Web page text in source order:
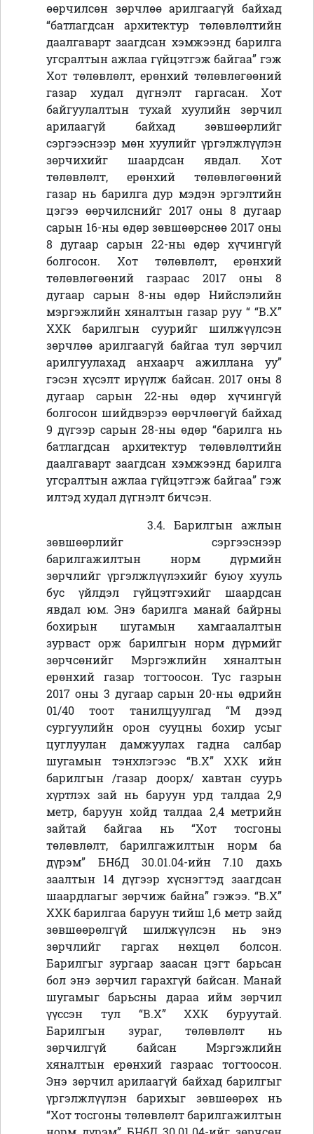
өөрчилсөн зөрчлөө арилгаагүй байхад
“батлагдсан архитектур төлөвлөлтийн
даалгаварт заагдсан хэмжээнд барилга
угсралтын ажлаа гүйцэтгэж байгаа” гэж
Хот төлөвлөлт, ерөнхий төлөвлөгөөний
газар худал дүгнэлт гаргасан. Хот
байгуулалтын тухай хуулийн зөрчил
арилаагүй байхад зөвшөөрлийг
сэргээснээр мөн хуулийг үргэлжлүүлэн
зөрчихийг шаардсан явдал. Хот
төлөвлөлт, ерөнхий төлөвлөгөөний
газар нь барилга дур мэдэн эргэлтийн
цэгээ өөрчилснийг 2017 оны 8 дугаар
сарын 16-ны өдөр зөвшөөрснөө 2017 оны
8 дугаар сарын 22-ны өдөр хүчингүй
болгосон. Хот төлөвлөлт, ерөнхий
төлөвлөгөөний газраас 2017 оны 8
дугаар сарын 8-ны өдөр Нийслэлийн
мэргэжлийн хяналтын газар руу “ “В.Х”
ХХК барилгын суурийг шилжүүлсэн
зөрчлөө арилгаагүй байгаа тул зөрчил
арилгуулахад анхаарч ажиллана уу”
гэсэн хүсэлт ирүүлж байсан. 2017 оны 8
дугаар сарын 22-ны өдөр хүчингүй
болгосон шийдвэрээ өөрчлөөгүй байхад
9 дүгээр сарын 28-ны өдөр “барилга нь
батлагдсан архитектур төлөвлөлтийн
даалгаварт заагдсан хэмжээнд барилга
угсралтын ажлаа гүйцэтгэж байгаа” гэж
илтэд худал дүгнэлт бичсэн.
3.4. Барилгын ажлын
зөвшөөрлийг сэргээснээр
барилгажилтын норм дүрмийн
зөрчлийг үргэлжлүүлэхийг буюу хууль
бус үйлдэл гүйцэтгэхийг шаардсан
явдал юм. Энэ барилга манай байрны
бохирын шугамын хамгаалалтын
зурваст орж барилгын норм дүрмийг
зөрчсөнийг Мэргэжлийн хяналтын
ерөнхий газар тогтоосон. Тус газрын
2017 оны 3 дугаар сарын 20-ны өдрийн
01/40 тоот танилцуулгад “М дээд
сургуулийн орон сууцны бохир усыг
цуглуулан дамжуулах гадна салбар
шугамын тэнхлэгээс “В.Х” ХХК ийн
барилгын /газар доорх/ хавтан суурь
хүртлэх зай нь баруун урд талдаа 2,9
метр, баруун хойд талдаа 2,4 метрийн
зайтай байгаа нь “Хот тосгоны
төлөвлөлт, барилгажилтын норм ба
дүрэм” БНбД 30.01.04-ийн 7.10 дахь
заалтын 14 дүгээр хүснэгтэд заагдсан
шаардлагыг зөрчиж байна” гэжээ. “В.Х”
ХХК барилгаа баруун тийш 1,6 метр зайд
зөвшөөрөлгүй шилжүүлсэн нь энэ
зөрчлийг гаргах нөхцөл болсон.
Барилгыг зургаар заасан цэгт барьсан
бол энэ зөрчил гарахгүй байсан. Манай
шугамыг барьсны дараа ийм зөрчил
үүссэн тул “В.Х” ХХК буруутай.
Барилгын зураг, төлөвлөлт нь
зөрчилгүй байсан Мэргэжлийн
хяналтын ерөнхий газраас тогтоосон.
Энэ зөрчил арилаагүй байхад барилгыг
үргэлжлүүлэн барихыг зөвшөөрөх нь
“Хот тосгоны төлөвлөлт барилгажилтын